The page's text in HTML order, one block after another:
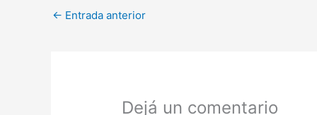
← Entrada anterior
Dejá un comentario